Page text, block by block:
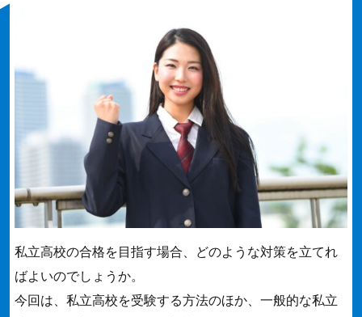
私立高校の合格を目指す場合、どのような対策を立てれ
ばよいのでしょうか。
今回は、私立高校を受験する方法のほか、一般的な私立